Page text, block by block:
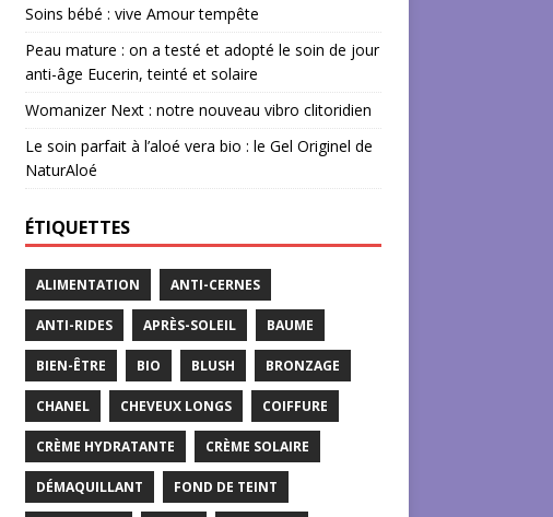
Soins bébé : vive Amour tempête
Peau mature : on a testé et adopté le soin de jour
anti-âge Eucerin, teinté et solaire
Womanizer Next : notre nouveau vibro clitoridien
Le soin parfait à l’aloé vera bio : le Gel Originel de
NaturAloé
ÉTIQUETTES
ALIMENTATION ANTI-CERNES
ANTI-RIDES APRÈS-SOLEIL BAUME
BIEN-ÊTRE BIO BLUSH BRONZAGE
CHANEL CHEVEUX LONGS COIFFURE
CRÈME HYDRATANTE CRÈME SOLAIRE
DÉMAQUILLANT FOND DE TEINT